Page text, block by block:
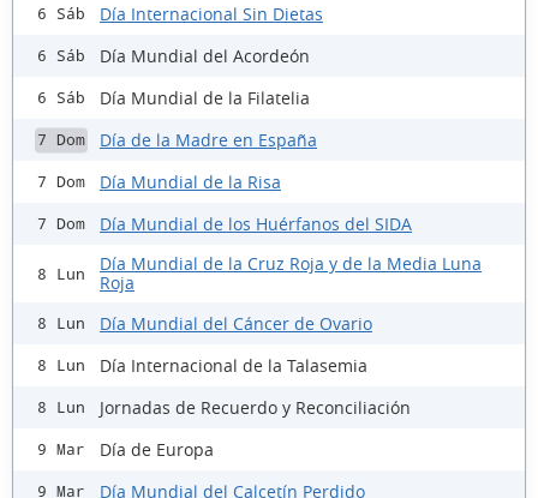
6 Sáb Día Internacional Sin Dietas
6 Sáb Día Mundial del Acordeón
6 Sáb Día Mundial de la Filatelia
7 Dom Día de la Madre en España
7 Dom Día Mundial de la Risa
7 Dom Día Mundial de los Huérfanos del SIDA
8 Lun
Día Mundial de la Cruz Roja y de la Media Luna
Roja
8 Lun Día Mundial del Cáncer de Ovario
8 Lun Día Internacional de la Talasemia
8 Lun Jornadas de Recuerdo y Reconciliación
9 Mar Día de Europa
9 Mar Día Mundial del Calcetín Perdido